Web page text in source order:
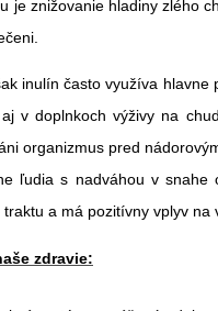
je znižovanie hladiny zlého
inulín často využíva
v doplnkoch výživy na
organizmus pred
ľudia s nadváhou v snahe
a má pozitívny vplyv na
zdravie: